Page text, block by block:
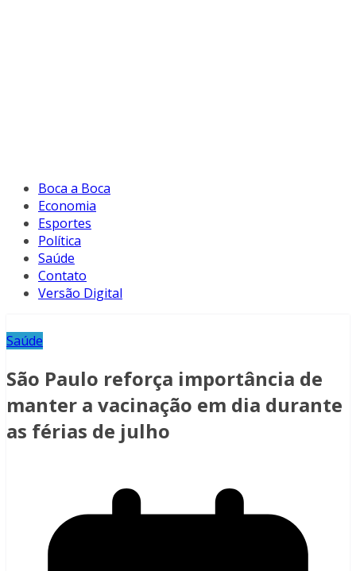
Boca a Boca
Economia
Esportes
Política
Saúde
Contato
Versão Digital
Saúde
São Paulo reforça importância de
manter a vacinação em dia durante
as férias de julho